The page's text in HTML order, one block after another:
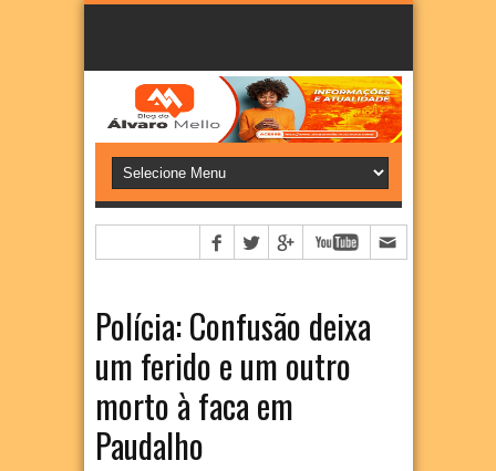
Polícia: Confusão deixa
um ferido e um outro
morto à faca em
Paudalho